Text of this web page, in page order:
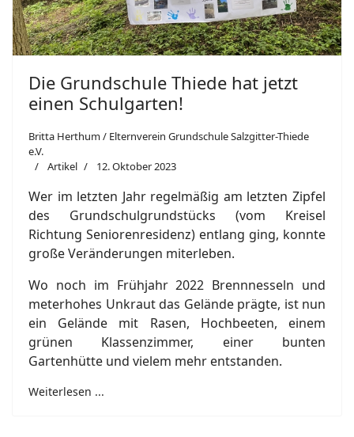
Die Grundschule Thiede hat jetzt
einen Schulgarten!
Britta Herthum / Elternverein Grundschule Salzgitter-Thiede
e.V.
Artikel
12. Oktober 2023
Wer im letzten Jahr regelmäßig am letzten Zipfel
des Grundschulgrundstücks (vom Kreisel
Richtung Seniorenresidenz) entlang ging, konnte
große Veränderungen miterleben.
Wo noch im Frühjahr 2022 Brennnesseln und
meterhohes Unkraut das Gelände prägte, ist nun
ein Gelände mit Rasen, Hochbeeten, einem
grünen Klassenzimmer, einer bunten
Gartenhütte und vielem mehr entstanden.
Weiterlesen ...